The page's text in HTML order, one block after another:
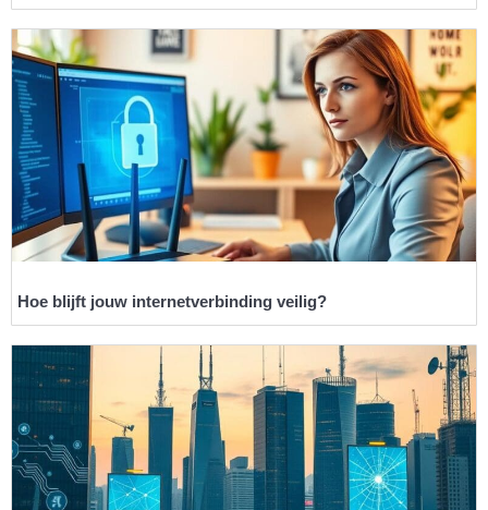
Hoe blijft jouw internetverbinding veilig?